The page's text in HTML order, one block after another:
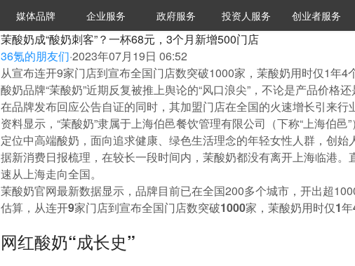
媒体品牌 36Kr研究院
企业服务 城市之窗
政府服务 VClub投资机构库
投资机构职位推介
投资人服务 创投氪堂
创业者服务
茉酸奶成“酸奶刺客”？一杯68元，3个月新增500门店
36氪的朋友们·2023年07月19日 06:52
从宣布连开9家门店到宣布全国门店数突破1000家，茉酸奶用时仅1年4
酸奶品牌“茉酸奶”近期反复被推上舆论的“风口浪尖”，不论是产品价格
在品牌发布回应公告自证的同时，其加盟门店在全国的火速增长引来行
资料显示，“茉酸奶”隶属于上海伯邑餐饮管理有限公司（下称“上海伯
定位中高端酸奶，面向追求健康、绿色生活理念的年轻女性人群，创始
据新消费日报梳理，在较长一段时间内，茉酸奶都没有离开上海临港
速从上海走向全国。
茉酸奶官网最新数据显示，品牌目前已在全国200多个城市，开出超
估算，从连开9家门店到宣布全国门店数突破1000家，茉酸奶用时仅1年
网红酸奶“成长史”